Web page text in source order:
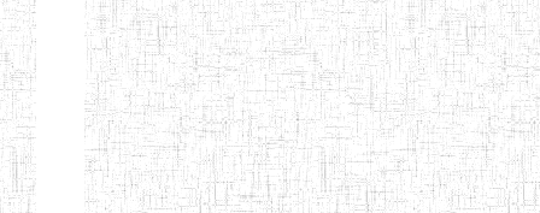
"K.T.T.C NDOP"
ENIEG PRIVEE
BILINGUE
LAIQUE LES
PERFORMANCES
01/09/2015 ENIEG